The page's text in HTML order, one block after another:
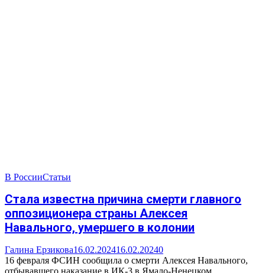
В РоссииСтатьи
Стала известна причина смерти главного
оппозиционера страны Алексея
Навального, умершего в колонии
Галина Ерзикова16.02.202416.02.20240
16 февраля ФСИН сообщила о смерти Алексея Навального,
отбывавшего наказание в ИК-3 в Ямало-Ненецком